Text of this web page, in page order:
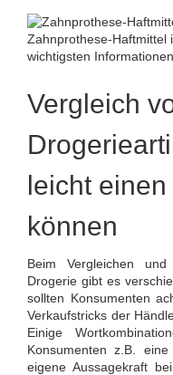
Zahnprothese-Haftmittel
wichtigsten Informationen.
Vergleich
leicht
können
Beim Vergleichen
Drogerie gibt es
sollten Konsumenten
Verkaufstricks der
Einige
Konsumenten z.B.
eigene Aussagekraft